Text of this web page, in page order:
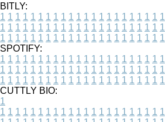
BITLY:
1 1 1 1 1 1 1 1 1 1 1 1 1 1 1 1 1 1 1 1 1 1
1 1 1 1 1 1 1 1 1 1 1 1 1 1 1 1 1 1 1 1 1 1
1 1 1 1 1 1 1 1 1 1 1 1 1 1 1 1 1 1 1 1 1 1
SPOTIFY:
1 1 1 1 1 1 1 1 1 1 1 1 1 1 1 1 1 1 1 1 1 1
1 1 1 1 1 1 1 1 1 1 1 1 1 1 1 1 1 1 1 1 1 1
1 1 1 1 1 1 1 1 1 1 1 1 1 1 1 1 1 1 1 1 1 1
CUTTLY BIO:
1
1 1 1 1 1 1 1 1 1 1 1 1 1 1 1 1 1 1 1 1 1 1